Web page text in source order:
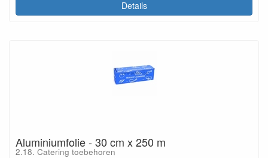
Details
Aluminiumfolie - 30 cm x 250 m
2.18. Catering toebehoren